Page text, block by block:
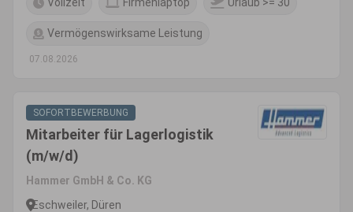
Vermögenswirksame Leistung
07.08.2026
SOFORTBEWERBUNG
Mitarbeiter für Lagerlogistik
(m/w/d)
Hammer GmbH & Co. KG
Eschweiler, Düren